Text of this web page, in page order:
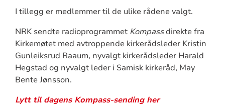
I tillegg er medlemmer til de ulike rådene valgt.
NRK sendte radioprogrammet Kompassdirekte fra
Kirkemøtet med avtroppende kirkerådsleder Kristin
Gunleiksrud Raaum, nyvalgt kirkerådsleder Harald
Hegstad og nyvalgt leder i Samisk kirkeråd, May
Bente Jønsson.
Lytt til dagens Kompass-sending her